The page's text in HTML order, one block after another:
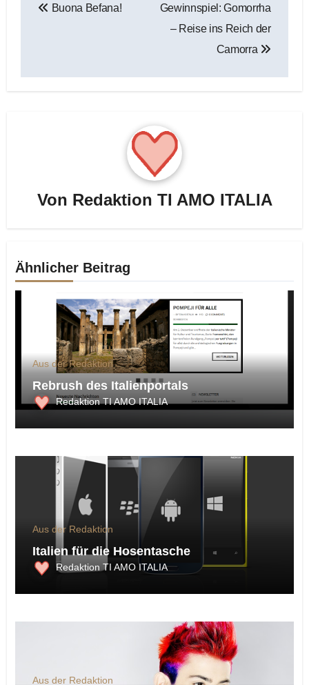
Buona Befana!
Gewinnspiel: Gomorrha
– Reise ins Reich der
Camorra
Von Redaktion TI AMO ITALIA
Ähnlicher Beitrag
Aus der Redaktion
Rebrush des Italienportals
Redaktion TI AMO ITALIA
Aus der Redaktion
Italien für die Hosentasche
Redaktion TI AMO ITALIA
Aus der Redaktion